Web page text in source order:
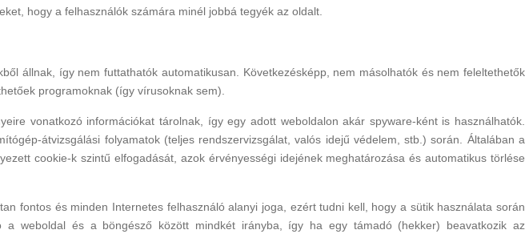
hogy a felhasználók számára minél jobbá tegyék az oldalt.
állnak, így nem futtathatók automatikusan. Következésképp, nem másolhatók és nem feleltethetők
programoknak (így vírusoknak sem).
vonatkozó információkat tárolnak, így egy adott weboldalon akár spyware-ként is használhatók.
átvizsgálási folyamatok (teljes rendszervizsgálat, valós idejű védelem, stb.) során. Általában a
cookie-k szintű elfogadását, azok érvényességi idejének meghatározása és automatikus törlése
fontos és minden Internetes felhasználó alanyi joga, ezért tudni kell, hogy a sütik használata során
weboldal és a böngésző között mindkét irányba, így ha egy támadó (hekker) beavatkozik az